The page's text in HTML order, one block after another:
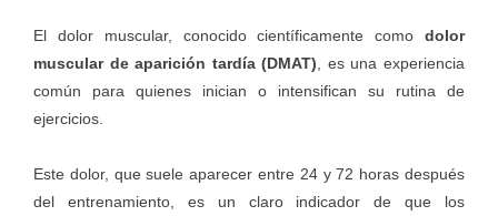
El dolor muscular, conocido científicamente como dolor
muscular de aparición tardía (DMAT) , es una experiencia
común para quienes inician o intensifican su rutina de
ejercicios.
Este dolor, que suele aparecer entre 24 y 72 horas después
del entrenamiento, es un claro indicador de que los